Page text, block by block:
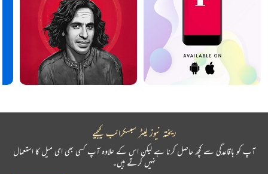
ریختہ نیوز لیٹر سبسکرائب کیجیے
آپ کو باقاعدگی سے کچھ حاصل کرنا ہے لیکن اس کے علاوہ آپ کسی بھی ای میل کا استعمال
نہیں کرتے ہیں۔